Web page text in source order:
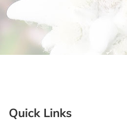
Quick Links